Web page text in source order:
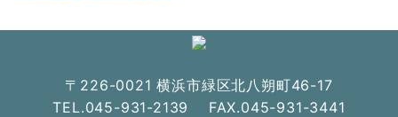
〒226-0021 横浜市緑区北八朔町46-17
TEL.045-931-2139 FAX.045-931-3441